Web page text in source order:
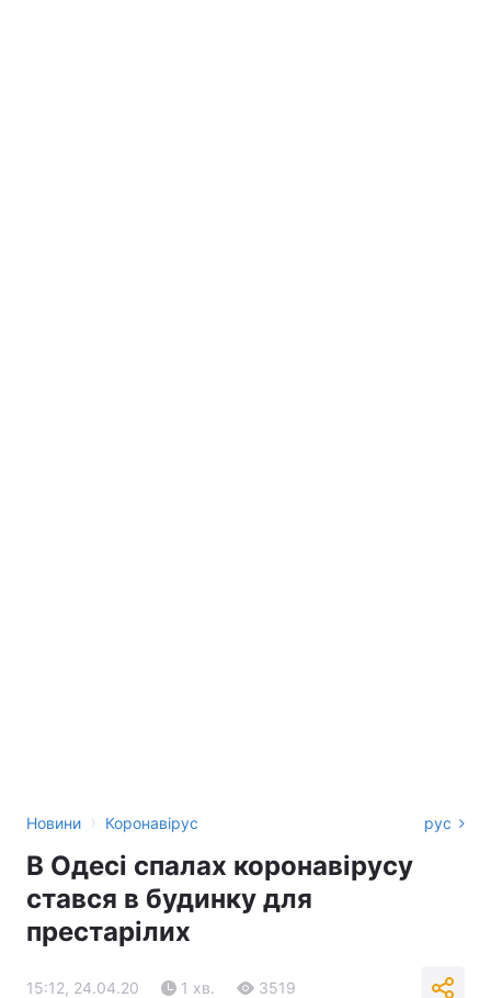
Новини › Коронавірус рус
В Одесі спалах коронавірусу
стався в будинку для
престарілих
15:12, 24.04.20 1 хв. 3519